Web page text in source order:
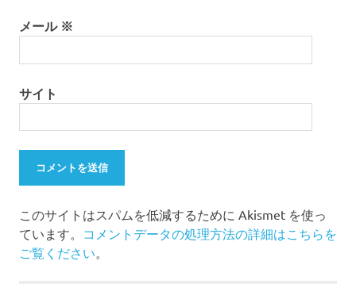
メール ※
サイト
このサイトはスパムを低減するために Akismet を使っ
ています。 コメントデータの処理方法の詳細はこちらを
ご覧ください。